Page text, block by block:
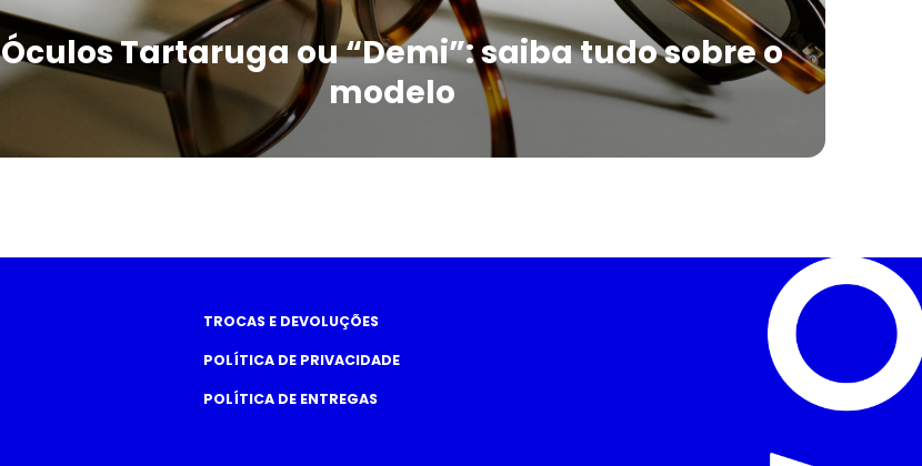
Óculos Tartaruga ou “Demi”: saiba tudo sobre o
modelo
TROCAS E DEVOLUÇÕES
POLÍTICA DE PRIVACIDADE
POLÍTICA DE ENTREGAS